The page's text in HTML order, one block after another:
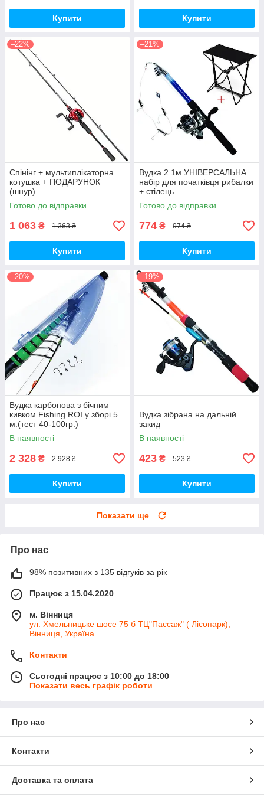
Купити Купити
–22%
Спінінг + мультиплікаторна
котушка + ПОДАРУНОК
(шнур)
Готово до відправки
1 063 ₴ 1 363 ₴
Купити
–21%
Вудка 2.1м УНІВЕРСАЛЬНА
набір для початківця рибалки
+ стілець
Готово до відправки
774 ₴ 974 ₴
Купити
–20%
Вудка карбонова з бічним
кивком Fishing ROI у зборі 5
м.(тест 40-100гр.)
В наявності
2 328 ₴ 2 928 ₴
Купити
–19%
Вудка зібрана на дальній
закид
В наявності
423 ₴ 523 ₴
Купити
Показати ще
Про нас
98% позитивних з 135 відгуків за рік
Працює з 15.04.2020
м. Вінниця
ул. Хмельницьке шосе 75 б ТЦ"Пассаж" ( Лісопарк),
Вінниця, Україна
Контакти
Сьогодні працює з 10:00 до 18:00
Показати весь графік роботи
Про нас
Контакти
Доставка та оплата